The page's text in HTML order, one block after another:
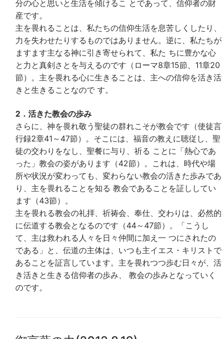
分の心と思いと生活を傾けるこ とであって、信仰者の財
産です。
主を畏れることは、私たちの信仰生活を息苦しくしたり、
力を失わせたりするものではありません。逆に、私たちが
ますます主なる神に引き寄せられて、私た ちに豊かな心
と力と真剣さとを与えるのです（ローマ8章15節、11章20
節）。主を畏れる心に生きることは、主への信仰を活き活
きと生きることなので す。
2．活きた教会の歩み
さらに、神を畏れ敬う聖徒の群れこそが教会です（使徒言
行録2章41～47節）。そこには、福音の教えに聴従し、聖
徒の交わりをなし、聖餐に与り、祈る ことに「熱心であ
った」教会の姿があります（42節）。これは、時代や場
所や状況が変わっても、変わらない教会の活きた歩みであ
り、主を畏れることを知る 教会であることを証ししてい
ます（43節）。
主を畏れる教会の礼拝、祈祷会、奉仕、交わりは、必然的
に伝道する教会となるのです（44～47節）。「こうし
て、主は救われる人々を日々仲間に加え一 つにされたの
である」と、伝道の主体は、いつも主イエス・キリストで
あることを証言しています。主を畏れつつ歩む日々が、活
き活きと生きる信仰者の歩み、 教会の歩みとなっていく
のです。